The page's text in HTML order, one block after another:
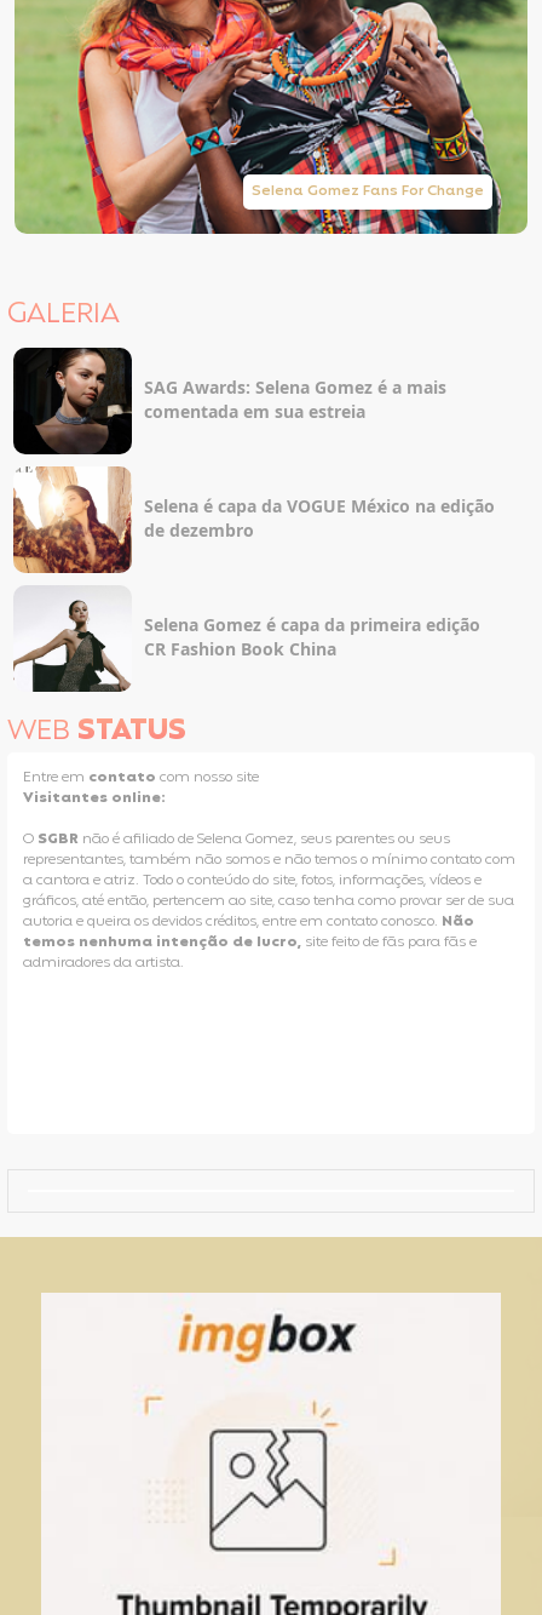
Selena Gomez Fans For Change
GALERIA
SAG Awards: Selena Gomez é a mais
comentada em sua estreia
Selena é capa da VOGUE México na edição
de dezembro
Selena Gomez é capa da primeira edição
CR Fashion Book China
WEB STATUS
Entre em contato com nosso site
Visitantes online:
O SGBR não é afiliado de Selena Gomez, seus parentes ou seus
representantes, também não somos e não temos o mínimo contato com
a cantora e atriz. Todo o conteúdo do site, fotos, informações, vídeos e
gráficos, até então, pertencem ao site, caso tenha como provar ser de sua
autoria e queira os devidos créditos, entre em contato conosco. Não
temos nenhuma intenção de lucro, site feito de fãs para fãs e
admiradores da artista.